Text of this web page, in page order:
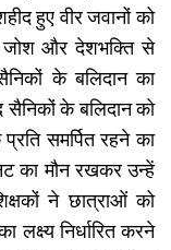
हुए वीर जवानों को
जोश और देशभक्ति से
के बलिदान का
के बलिदान को
समर्पित रहने का
का मौन रखकर उन्हें
ने छात्राओं को
लक्ष्य निर्धारित करने